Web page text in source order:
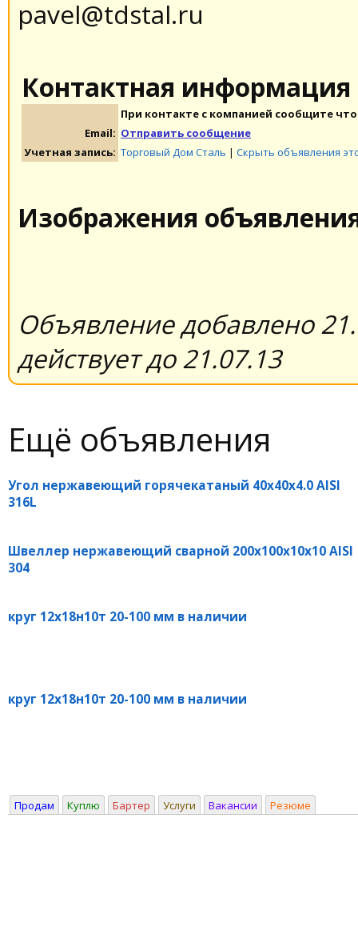
pavel@tdstal.ru
Контактная информация
При контакте с компанией сообщите
Email: Отправить сообщение
Учетная запись: Торговый Дом Сталь | Скрыть объявления
Изображения
Объявление добавлено
действует до 21.07.13
Ещё объявления
Угол нержавеющий горячекатаный 40х40х4.0 AISI
316L
Швеллер нержавеющий сварной 200х100х10х10 AISI
304
круг 12х18н10т 20-100 мм в наличии
круг 12х18н10т 20-100 мм в наличии
Продам Куплю Бартер Услуги Вакансии Резюме